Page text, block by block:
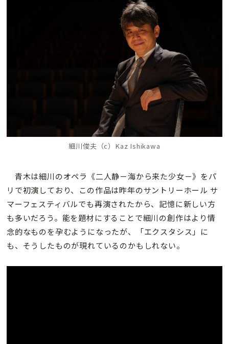
細川俊夫（c）Kaz Ishikawa
青木は細川のオペラ《二人静－海から来た少女－》をパ
リで初演しており、この作品は昨年のサントリーホール サ
マーフェスティバルでも再演されたから、記憶に新しい方
も多いだろう。能を題材にすることで細川の創作はより情
念的なものを孕むようになったが、「エクスタシス」に
も、そうしたものが現れているのかもしれない。